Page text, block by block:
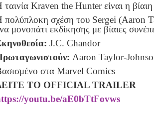
ταινία Kraven the Hunter είναι η
πολύπλοκη σχέση του Sergei (Aaron
μονοπάτι εκδίκησης με βίαιες
: J.C. Chandor
: Aaron Taylor-
στα Marvel Comics
ΤΟ OFFICIAL TRAILER
youtu.be/aE0bTtFovws